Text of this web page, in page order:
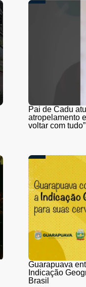
Pai de Cadu
atropelamento
voltar com tudo”
Guarapuava
Indicação
Brasil